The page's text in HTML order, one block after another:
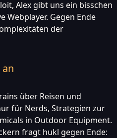
Alex gibt uns ein bisschen
Webplayer. Gegen Ende
der
über Reisen und
für Nerds, Strategien zur
in Outdoor Equipment.
fragt hukl gegen Ende: